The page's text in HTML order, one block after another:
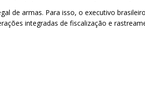
de armas. Para isso, o executivo
integradas de fiscalização e